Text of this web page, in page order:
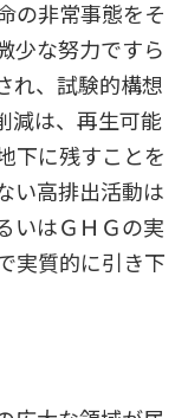
の非常事態をそ
少な努力ですら
れ、試験的構想
減は、再生可能
下に残すことを
い高排出活動は
いはＧＨＧの実
実質的に引き下